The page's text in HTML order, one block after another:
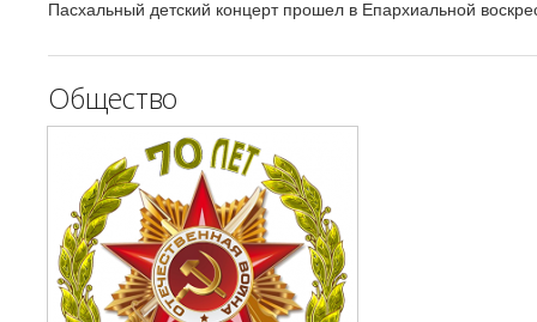
Пасхальный детский концерт прошел в Епархиальной
Общество